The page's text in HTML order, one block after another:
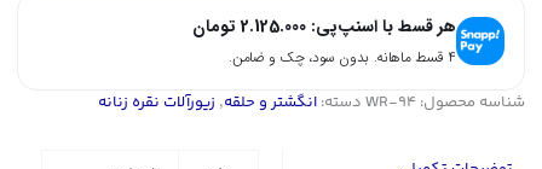
کد
94
هر قسط با اسنپ‌پی: 2.125.000 تومان
۴ قسط ماهانه. بدون سود، چک و ضامن.
شناسه محصول: WR-94 دسته: انگشتر و حلقه, زیورآلات نقره زنانه